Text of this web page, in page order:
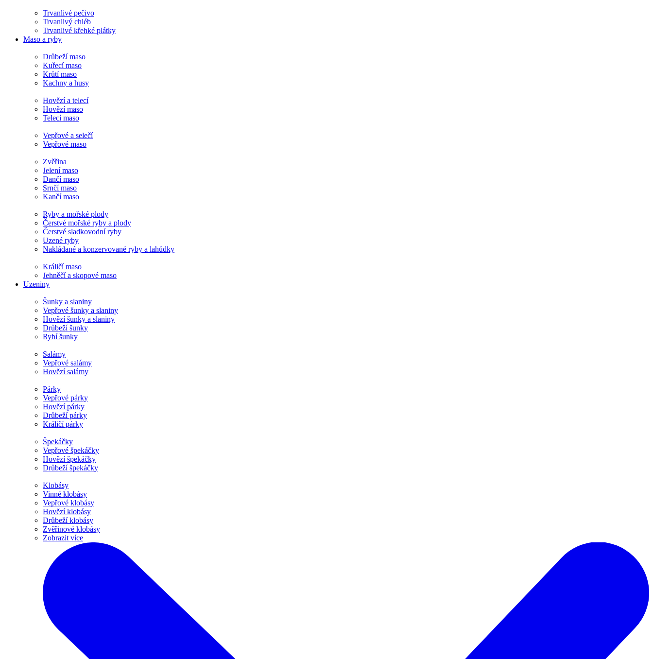
Trvanlivé pečivo
Trvanlivý chléb
Trvanlivé křehké plátky
Maso a ryby
Drůbeží maso
Kuřecí maso
Krůtí maso
Kachny a husy
Hovězí a telecí
Hovězí maso
Telecí maso
Vepřové a selečí
Vepřové maso
Zvěřina
Jelení maso
Dančí maso
Srnčí maso
Kančí maso
Ryby a mořské plody
Čerstvé mořské ryby a plody
Čerstvé sladkovodní ryby
Uzené ryby
Nakládané a konzervované ryby a lahůdky
Králičí maso
Jehněčí a skopové maso
Uzeniny
Šunky a slaniny
Vepřové šunky a slaniny
Hovězí šunky a slaniny
Drůbeží šunky
Rybí šunky
Salámy
Vepřové salámy
Hovězí salámy
Párky
Vepřové párky
Hovězí párky
Drůbeží párky
Králičí párky
Špekáčky
Vepřové špekáčky
Hovězí špekáčky
Drůbeží špekáčky
Klobásy
Vinné klobásy
Vepřové klobásy
Hovězí klobásy
Drůbeží klobásy
Zvěřinové klobásy
Zobrazit více